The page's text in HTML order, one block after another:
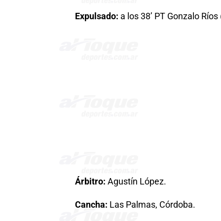
Expulsado: a los 38’ PT Gonzalo Ríos
Árbitro: Agustín López.
Cancha: Las Palmas, Córdoba.